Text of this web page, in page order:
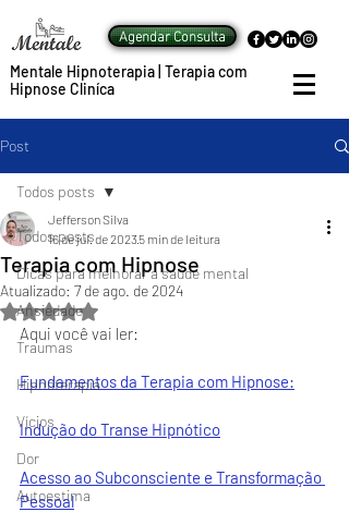
Agendar Consulta
Mentale Hipnoterapia | Terapia com
Hipnose Cliníca
Post
Todos posts
Dicas para melhorar a saúde mental
Ansiedade
Traumas
Hipnoterapia
Vícios
Dor
Autoestima
Todos posts
Terapia com Hipnose
Jefferson Silva
16 de jul. de 20235 min de leitura
Atualizado: 7 de ago. de 2024
Avaliado com NaN de 5 estrelas.
Aqui você vai ler:
Fundamentos da Terapia com Hipnose:
Indução do Transe Hipnótico
Acesso ao Subconsciente e Transformação
Pessoal